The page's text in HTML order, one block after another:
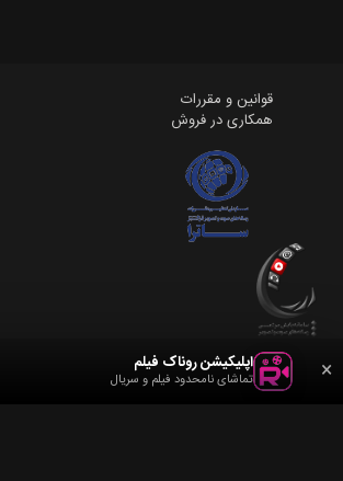
قوانین و مقررات
همکاری در فروش
× اپلیکیشن روناک فیلم
تماشای نامحدود فیلم و سریال